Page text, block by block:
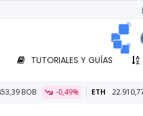
TUTORIALES Y GUÍAS
ETH 22.910,77 BOB 0,22%